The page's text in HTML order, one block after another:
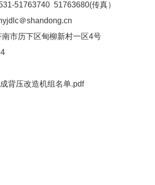
51763740 51763680(传真）
＠shandong.cn
市历下区甸柳新村一区4号
背压改造机组名单.pdf